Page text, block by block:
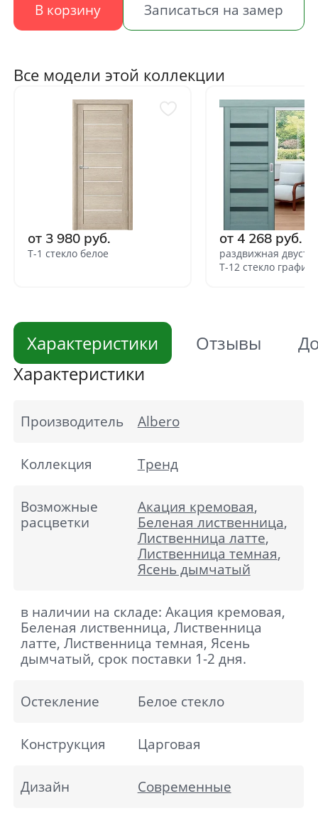
В корзину
Записаться на замер
Все модели этой коллекции
от 3 980 руб.
Т-1 стекло белое
от 4 268 руб.
раздвижная
Т-12 стекло
Характеристики Отзывы
Характеристики
Производитель Albero
Коллекция Тренд
Возможные
расцветки
Акация кремовая,
Беленая лиственница,
Лиственница латте,
Лиственница темная,
Ясень дымчатый
в наличии на складе: Акация кремовая,
Беленая лиственница, Лиственница
латте, Лиственница темная, Ясень
дымчатый, срок поставки 1-2 дня.
Остекление Белое стекло
Конструкция Царговая
Дизайн Современные